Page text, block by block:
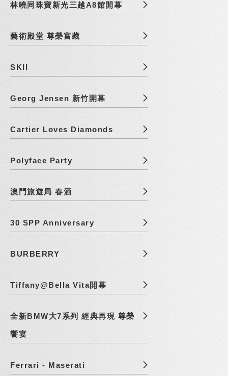
林曉同珠寶新光三越A8館開幕
藝術殿堂 尊榮富藏
SKII
Georg Jensen 新竹開幕
Cartier Loves Diamonds
Polyface Party
澳門旅遊局 春酒
30 SPP Anniversary
BURBERRY
Tiffany@Bella Vita開幕
全新BMW大7系列 經典再現 尊榮
饗宴
Ferrari - Maserati